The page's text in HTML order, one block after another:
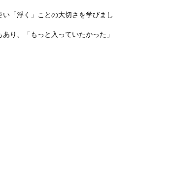
「浮く」ことの大切さを学びまし
り、「もっと入っていたかった」